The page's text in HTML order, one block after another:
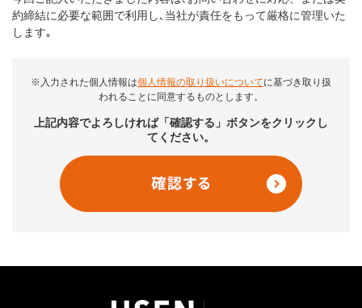
約締結に必要な範囲で利用し､当社が責任をもって厳格に管理いた
します｡
※入力された個人情報は個人情報の取り扱いについてに基づき取り扱
われることに同意するものとします。
上記内容でよろしければ「確認する」ボタンをクリックし
てください。